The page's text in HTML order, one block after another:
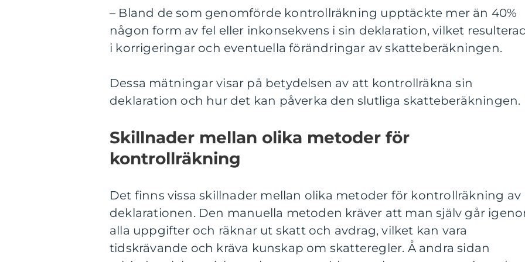
– Bland de som genomförde kontrollräkning upptäckte mer än 40%
någon form av fel eller inkonsekvens i sin deklaration, vilket
i korrigeringar och eventuella förändringar av skatteberäkningen.
Dessa mätningar visar på betydelsen av att kontrollräkna sin
deklaration och hur det kan påverka den slutliga skatteberäkningen.
Skillnader mellan olika metoder för
kontrollräkning
Det finns vissa skillnader mellan olika metoder för kontrollräkning av
deklarationen. Den manuella metoden kräver att man själv går
alla uppgifter och räknar ut skatt och avdrag, vilket kan vara
tidskrävande och kräva kunskap om skatteregler. Å andra sidan